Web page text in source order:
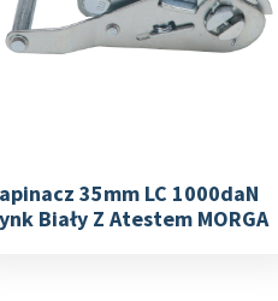
35mm LC 1000daN
Biały Z Atestem MORGA